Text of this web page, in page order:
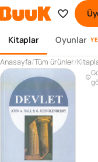
Kitaplar Oyunlar
Anasayfa/Tüm ürünler/